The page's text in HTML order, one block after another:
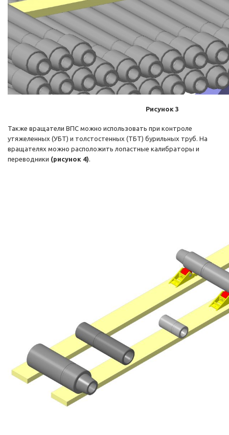
Рисунок 3
Также вращатели ВПС можно использовать при контроле
утяжеленных (УБТ) и толстостенных (ТБТ) бурильных труб. На
вращателях можно расположить лопастные калибраторы и
переводники (рисунок 4).